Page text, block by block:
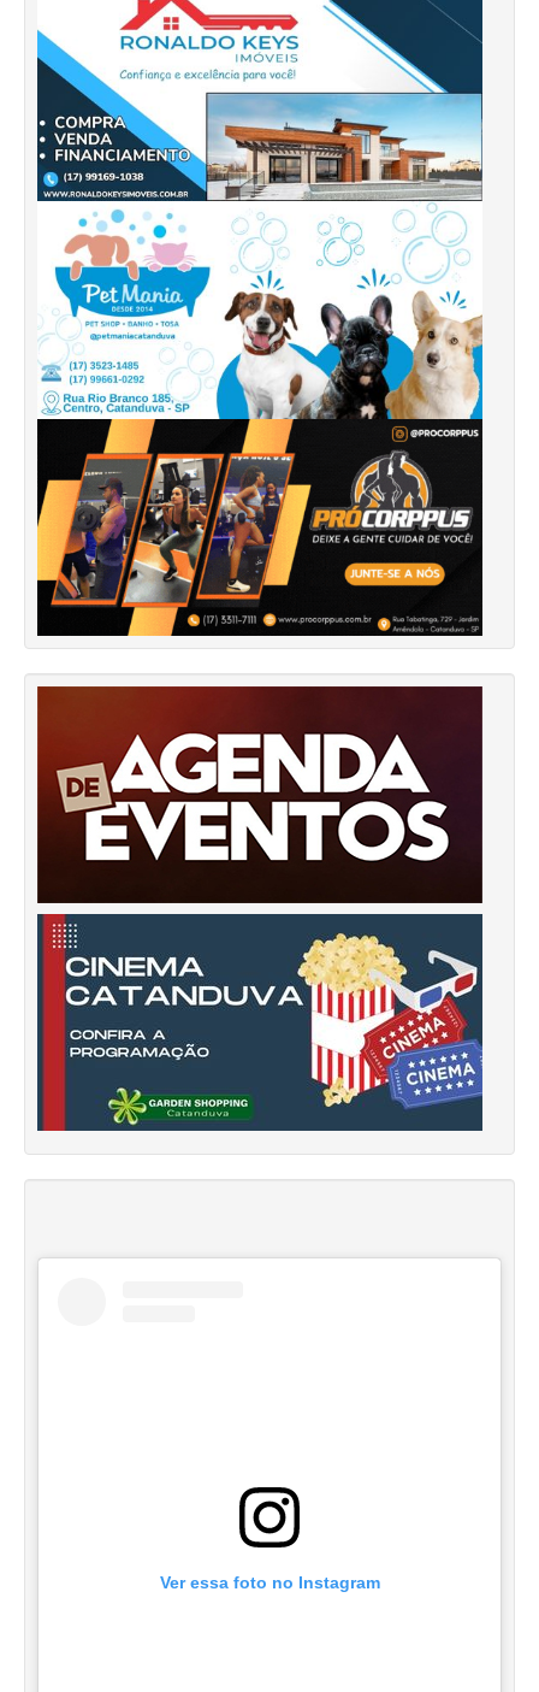
Ver essa foto no Instagram